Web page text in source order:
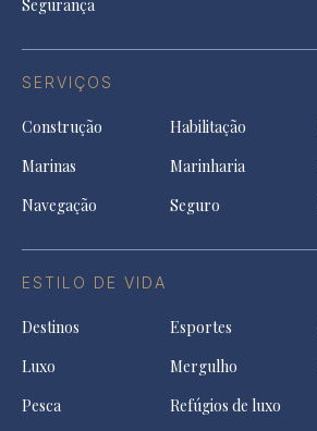
Segurança
SERVIÇOS
Construção Habilitação
Marinas
Marinharia
Navegação
Seguro
ESTILO DE VIDA
Destinos Esportes
Luxo
Mergulho
Pesca
Refúgios de luxo